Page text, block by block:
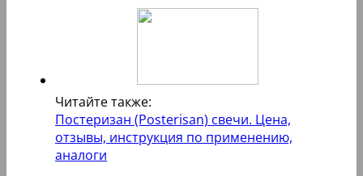
Читайте также:
Постеризан (Posterisan) свечи. Цена,
отзывы, инструкция по применению,
аналоги